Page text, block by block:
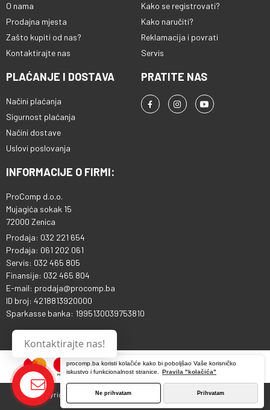
procomp.ba koristi kolačiće kako bi poboljšao Vaše korisničko
iskustvo i funkcionalnost stranice.
Pravila "kolačića"
Ne prihvatam Prihvatam
O nama
Prodajna mjesta
Zašto kupiti od nas?
Kontaktirajte nas
Kako se registrovati?
Kako naručiti?
Reklamacija i povrati
Servis
PLAĆANJE I DOSTAVA
Načini plaćanja
Sigurnost plaćanja
Načini dostave
Uslovi poslovanja
PRATITE NAS
INFORMACIJE O FIRMI:
ProComp d.o.o.
Mujagića sokak 15
72000 Zenica
Prodaja: 032 221 654
Prodaja: 061 202 061
Servis: 032 465 805
Finansije: 032 465 804
E-mail: prodaja@procomp.ba
ID broj: 4218813920000
Sparkasse banka: 1995130039753810
Copyright © 2013 - 2026 ProComp d.o.o. Sva prava pridržana.
Kontaktirajte nas!